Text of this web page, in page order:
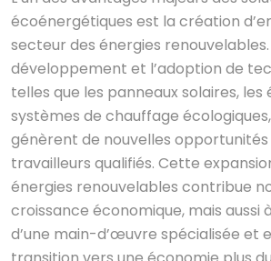
écoénergétiques est la création
secteur des énergies
développement et l’adoption de
telles que les panneaux solaires, les
systèmes de chauffage
génèrent de nouvelles opportunités
travailleurs qualifiés. Cette
énergies renouvelables contribue
croissance économique, mais aussi
d’une main-d’œuvre spécialisée et